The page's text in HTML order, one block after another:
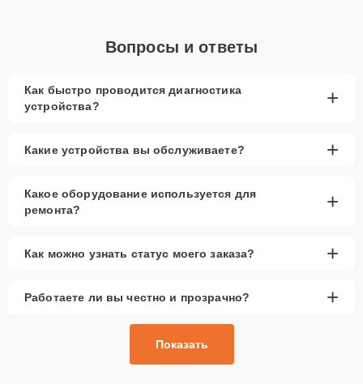
Вопросы и ответы
Как быстро проводится диагностика
устройства?
+
Какие устройства вы обслуживаете? +
Какое оборудование используется для
ремонта?
+
Как можно узнать статус моего заказа? +
Работаете ли вы честно и прозрачно? +
Показать